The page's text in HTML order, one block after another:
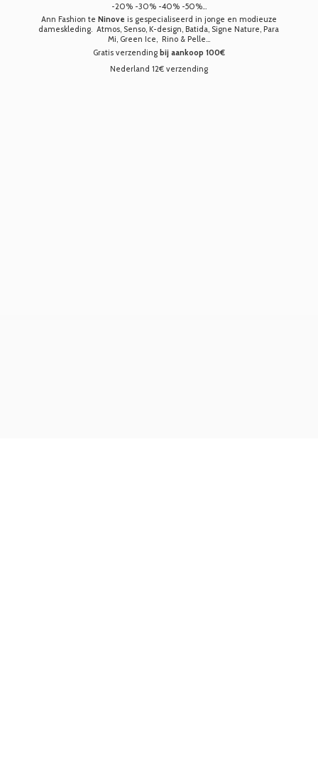
-20% -30% -40% -50%...
Ann Fashion te Ninove is gespecialiseerd in jonge en modieuze
dameskleding. Atmos, Senso, K-design, Batida, Signe Nature, Para
Mi, Green Ice, Rino & Pelle...
Gratis verzending bij aankoop 100€
Nederland 12€ verzending